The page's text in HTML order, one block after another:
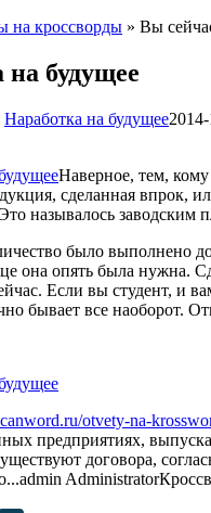
на кроссворды » Вы
будущее
Наработка на будущее
Наверное, тем,
сделанная впрок,
называлось
было выполнено
она опять была нужна.
Если вы студент, и
бывает все наоборот.
otvety-na-
предприятиях,
договора,
admin Administrator